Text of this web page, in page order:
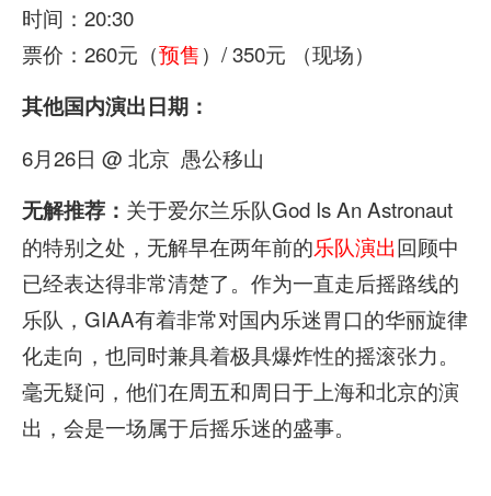
时间：20:30
票价：260元（预售）/ 350元 （现场）
其他国内演出日期：
6月26日 @ 北京 愚公移山
无解推荐： 关于爱尔兰乐队God Is An Astronaut
的特别之处，无解早在两年前的乐队演出回顾中
已经表达得非常清楚了。作为一直走后摇路线的
乐队，GIAA有着非常对国内乐迷胃口的华丽旋律
化走向，也同时兼具着极具爆炸性的摇滚张力。
毫无疑问，他们在周五和周日于上海和北京的演
出，会是一场属于后摇乐迷的盛事。